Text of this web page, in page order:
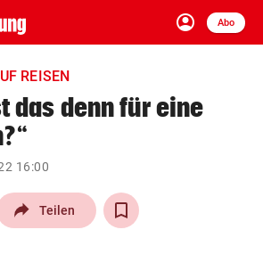
account_circle
Anmelden
Abo
close Schließen
arrow_right
REISEN
das denn für eine
16:00
Teilen